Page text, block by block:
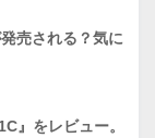
売される？気に
』をレビュー。